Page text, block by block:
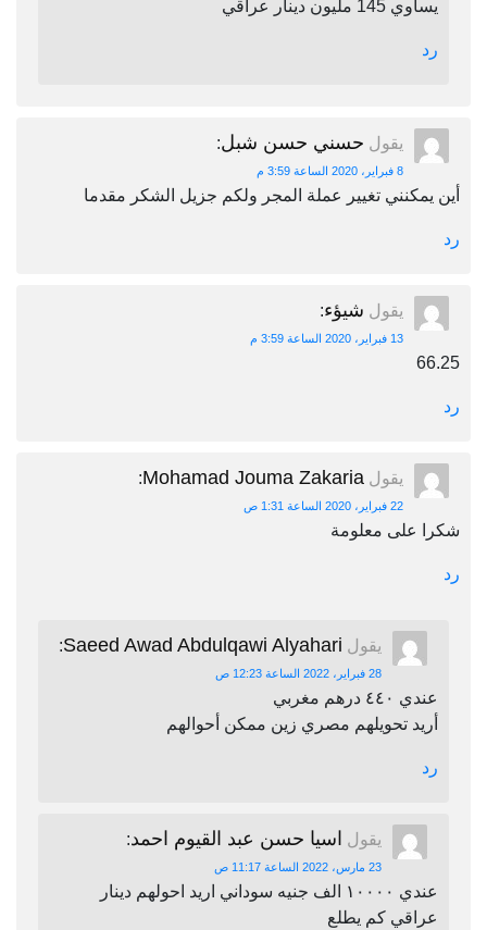
يساوي 145 مليون دينار عراقي
رد
يقول حسني حسن شبل:
8 فبراير، 2020 الساعة 3:59 م
أين يمكنني تغيير عملة المجر ولكم جزيل الشكر مقدما
رد
يقول شيؤء:
13 فبراير، 2020 الساعة 3:59 م
66.25
رد
يقول Mohamad Jouma Zakaria
:
22 فبراير، 2020 الساعة 1:31 ص
شكرا على معلومة
رد
يقول Saeed Awad Abdulqawi Alyahari
:
28 فبراير، 2022 الساعة 12:23 ص
عندي ٤٤٠ درهم مغربي
أريد تحويلهم مصري زين ممكن أحوالهم
رد
يقول اسيا حسن عبد القيوم احمد:
23 مارس، 2022 الساعة 11:17 ص
عندي ١٠٠٠٠ الف جنيه سوداني اريد احولهم دينار
عراقي كم يطلع